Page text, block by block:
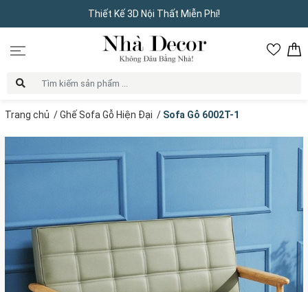
Thiết Kế 3D Nội Thất Miễn Phí!
Trang chủ /Ghế Sofa Gỗ Hiện Đại / Sofa Gỗ 6002T-1